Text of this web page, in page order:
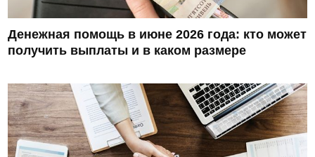
Денежная помощь в июне 2026 года: кто может
получить выплаты и в каком размере